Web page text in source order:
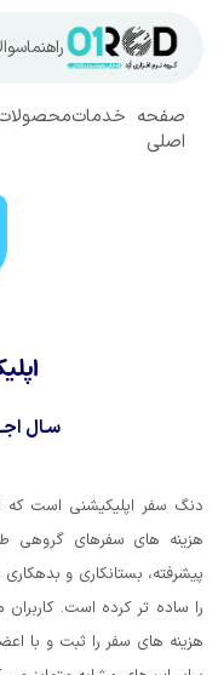
راهنما سوالات متداولکاتالوگ
محصولاتنمونهوبلاگ
اپلیکیشن دنگ
سـال اجـرا و پیـاده سازی:
است که توسط شرکت اُرُد
گروهی طراحی شده است.
و بدهکاری هر فرد را محاسبه
کاربران می توانند چندین
و با اعضای گروه به اشتراک